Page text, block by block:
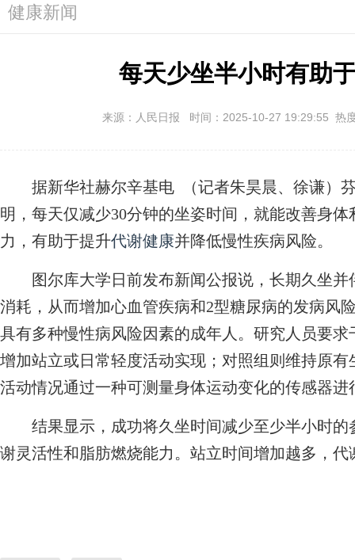
健康新闻
每天少坐半小时有助
来源：人民日报 时间：2025-10-27 19:29:55 热
据新华社赫尔辛基电 （记者朱昊晨、徐谦）芬
明，每天仅减少30分钟的坐姿时间，就能改善身
力，有助于提升代谢健康并降低慢性疾病风险。
图尔库大学日前发布新闻公报说，长期久坐并
消耗，从而增加心血管疾病和2型糖尿病的发病风
具有多种慢性病风险因素的成年人。研究人员要
增加站立或日常轻度活动实现；对照组则维持原
活动情况通过一种可测量身体运动变化的传感器进
结果显示，成功将久坐时间减少至少半小时的
谢灵活性和脂肪燃烧能力。站立时间增加越多，